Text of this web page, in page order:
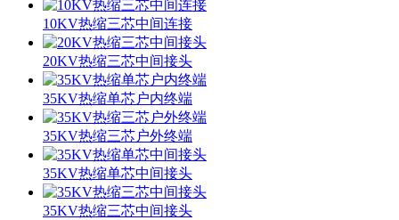
10KV热缩三芯中间连接
20KV热缩三芯中间接头
35KV热缩单芯户内终端
35KV热缩三芯户外终端
35KV热缩单芯中间接头
35KV热缩三芯中间接头